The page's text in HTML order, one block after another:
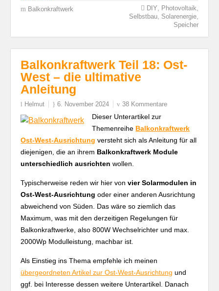
Balkonkraftwerk DIY Photovoltaik
Selbstbau, Solarenergie,
Speicher
Balkonkraftwerk Teil 18: Ost-
West – die ultimative
Anleitung
Helmut 6. November 2024 38 Kommentare
Dieser Unterartikel zur
Themenreihe Balkonkraftwerk
Ost-West-Ausrichtung versteht sich als Anleitung für all
diejenigen, die an ihrem Balkonkraftwerk Module
unterschiedlich ausrichten wollen.
Typischerweise reden wir hier vonvier Solarmodulen in
Ost-West-Ausrichtung oder einer anderen Ausrichtung
abweichend von Süden. Das wäre so ziemlich das
Maximum, was mit den derzeitigen Regelungen für
Balkonkraftwerke, also 800W Wechselrichter und max.
2000Wp Modulleistung, machbar ist.
Als Einstieg ins Thema empfehle ich meinen
übergeordneten Artikel zur Ost-West-Ausrichtung und
ggf. bei Interesse dessen weitere Unterartikel. Danach